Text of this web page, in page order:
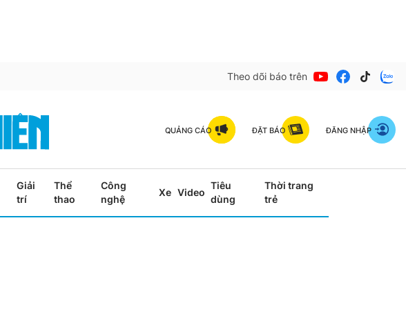
Theo dõi báo trên
QUẢNG CÁO ĐẶT BÁO ĐĂNG NHẬP
Giải
trí
Thể
thao
Công
nghệ
Xe Video
Tiêu
dùng
Thời trang
trẻ